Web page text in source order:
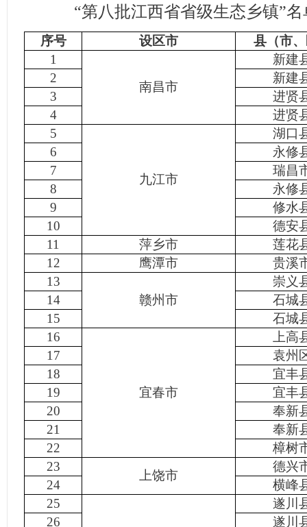
“第八批江西省省级生态乡镇”
序号 设区市
县（市
1
南昌市
新建
2
新建
3
进贤
4
进贤
5
九江市
湖口
6
永修
7
瑞昌
8
永修
9
修水
10
德安
11
萍乡市
莲花
12
鹰潭市
贵溪
13
赣州市
崇义
14
石城
15
石城
16
宜春市
上高
17
袁州
18
宜丰
19
宜丰
20
奉新
21
奉新
22
樟树
23
上饶市
德兴
24
横峰
25
遂川
26
遂川